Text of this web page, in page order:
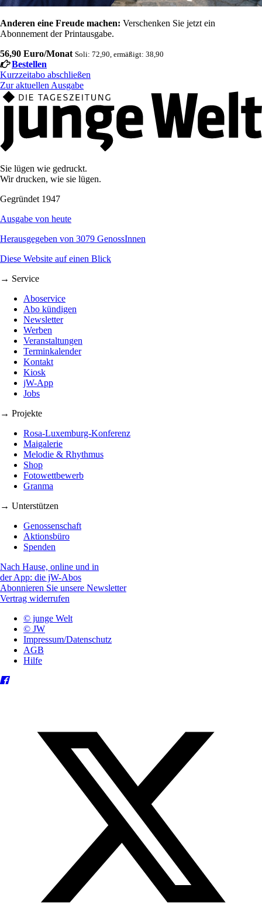
Anderen eine Freude machen: Verschenken Sie jetzt ein
Abonnement der Printausgabe.
56,90 Euro/Monat Soli: 72,90, ermäßigt: 38,90
Bestellen
Kurzzeitabo abschließen
Zur aktuellen Ausgabe
Sie lügen wie gedruckt.
Wir drucken, wie sie lügen.
Gegründet 1947
Ausgabe von heute
Herausgegeben von 3079 GenossInnen
Diese Website auf einen Blick
→ Service
Aboservice
Abo kündigen
Newsletter
Werben
Veranstaltungen
Terminkalender
Kontakt
Kiosk
jW-App
Jobs
→ Projekte
Rosa-Luxemburg-Konferenz
Maigalerie
Melodie & Rhythmus
Shop
Fotowettbewerb
Granma
→ Unterstützen
Genossenschaft
Aktionsbüro
Spenden
Nach Hause, online und in
der App: die jW-Abos
Abonnieren Sie unsere Newsletter
Vertrag widerrufen
© junge Welt
© JW
Impressum/Datenschutz
AGB
Hilfe